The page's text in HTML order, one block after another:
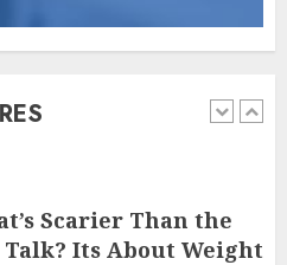
for the
heroes of World
14, 2024
Scarier Than the
Talk? Its About Weight